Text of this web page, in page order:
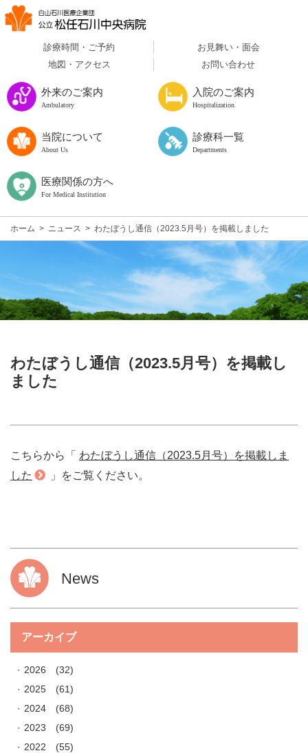
診療時間・ご予約
お見舞い・面会
地図・アクセス
お問い合わせ
外来のご案内
Ambulatory
入院のご案内
Hospitalization
当院について
About Us
診療科一覧
Departments
医療関係の方へ
For Medical Institution
ホーム > ニュース > わたぼうし通信（2023.5月号）を掲載しました
News
アーカイブ
2026
(32)
2025
(61)
2024
(68)
2023
(69)
2022
(55)
わたぼうし通信（2023.5月号）を掲載し
ました
こちらから「 わたぼうし通信（2023.5月号）を掲載しま
した
」をご覧ください。